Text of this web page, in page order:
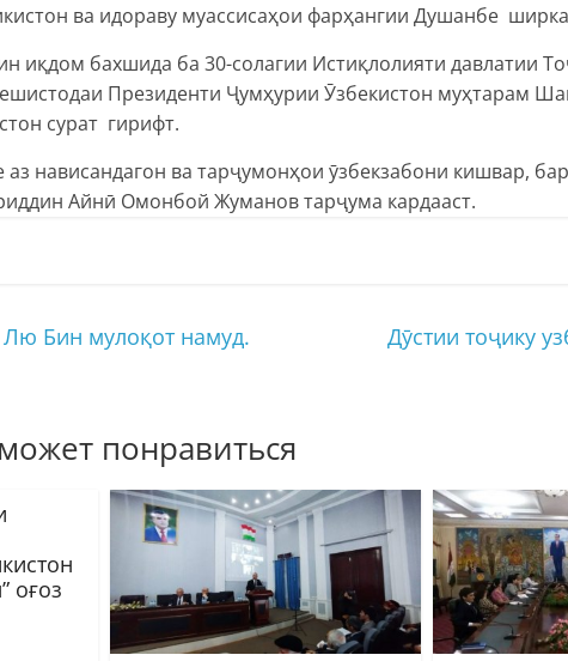
ва идораву муассисаҳои фарҳангии Душанбе
иқдом бахшида ба 30-солагии Истиқлолияти давлатии
Президенти Ҷумҳурии Ӯзбекистон муҳтарам
сурат гирифт.
аз нависандагон ва тарҷумонҳои ӯзбекзабони кишвар,
Айнӣ Омонбой Жуманов тарҷума кардааст.
Бин мулоқот намуд. Дӯстии тоҷику
понравиться
оғоз